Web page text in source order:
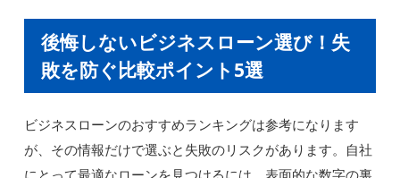
後悔しないビジネスローン選び！失
敗を防ぐ比較ポイント5選
ビジネスローンのおすすめランキングは参考になります
が、その情報だけで選ぶと失敗のリスクがあります。自社